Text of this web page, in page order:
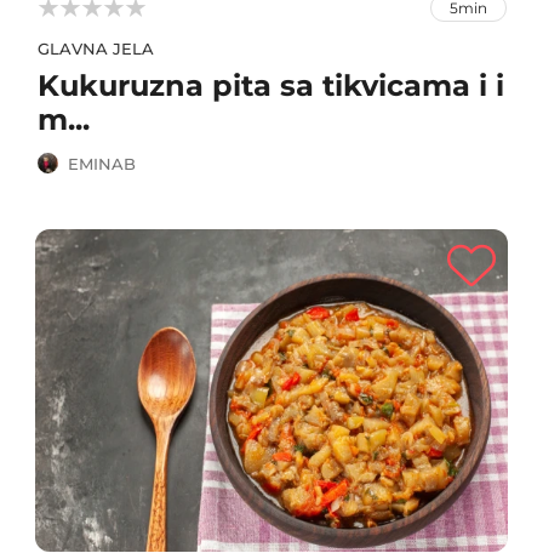


 5min
GLAVNA JELA
Kukuruzna pita sa tikvicama i i
m...
EMINAB